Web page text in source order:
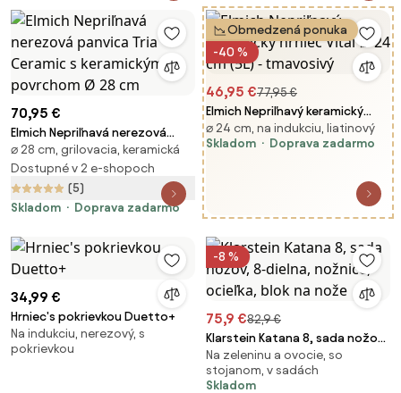
70,95 €
Elmich Nepriľnavá nerezová
panvica Tria Ceramic s
keramickým povrchom Ø 28 cm
⌀ 28 cm, grilovacia, keramická
Dostupné v 2 e-shopoch
(5)
Skladom
Doprava zadarmo
Obmedzená ponuka
-40 %
46,95 €77,95 €
Elmich Nepriľnavý keramický
hrniec Vital Ø 24 cm (5L) -
tmavosivý
⌀ 24 cm, na indukciu, liatinový
Skladom
Doprava zadarmo
34,99 €
Hrniec's pokrievkou Duetto+
Na indukciu, nerezový, s
pokrievkou
-8 %
75,9 €82,9 €
Klarstein Katana 8, sada nožov,
8-dielna, nožnice, ocieľka, blok
na nože
Na zeleninu a ovocie, so
stojanom, v sadách
Skladom